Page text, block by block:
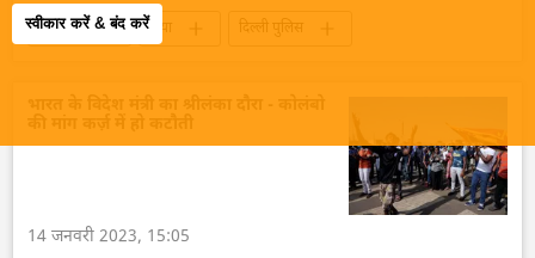
स्वीकार करें & बंद करें
राजनीति हत्या
दिल्ली पुलिस
14 जनवरी 2023, 15:05